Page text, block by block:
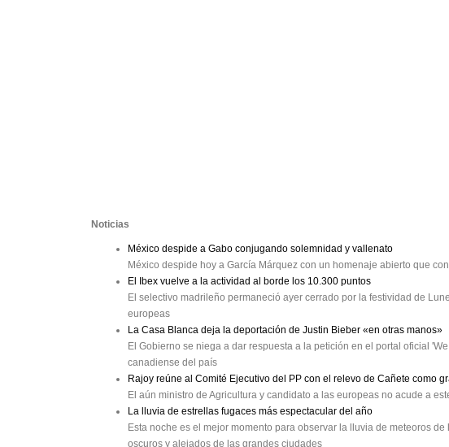
Noticias
México despide a Gabo conjugando solemnidad y vallenato
México despide hoy a García Márquez con un homenaje abierto que
El Ibex vuelve a la actividad al borde los 10.300 puntos
El selectivo madrileño permaneció ayer cerrado por la festividad de
europeas
La Casa Blanca deja la deportación de Justin Bieber «en otras manos»
El Gobierno se niega a dar respuesta a la petición en el portal oficial
canadiense del país
Rajoy reúne al Comité Ejecutivo del PP con el relevo de Cañete como
El aún ministro de Agricultura y candidato a las europeas no acude a
La lluvia de estrellas fugaces más espectacular del año
Esta noche es el mejor momento para observar la lluvia de meteoros
oscuros y alejados de las grandes ciudades